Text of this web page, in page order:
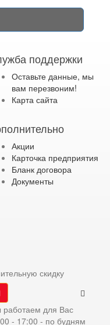
поддержки
Оставьте данные, мы
вам перезвоним!
Карта сайта
Акции
Карточка предприятия
Бланк договора
Документы
скидку
для Вас
- 17:00 - по будням